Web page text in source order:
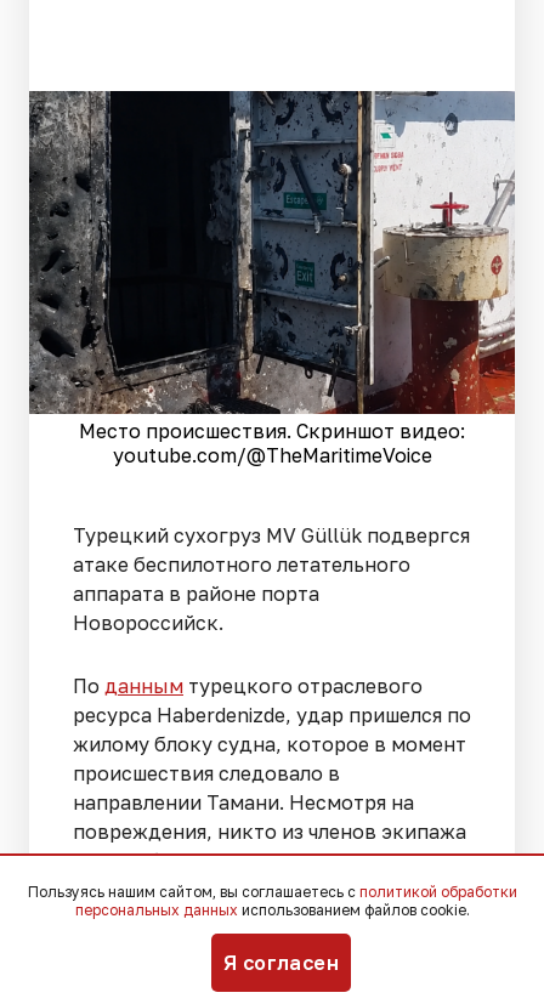
Место происшествия. Скриншот видео:
youtube.com/@TheMaritimeVoice
Турецкий сухогруз MV Güllük подвергся
атаке беспилотного летательного
аппарата в районе порта
Новороссийск.
По данным турецкого отраслевого
ресурса Haberdenizde, удар пришелся по
жилому блоку судна, которое в момент
происшествия следовало в
направлении Тамани. Несмотря на
повреждения, никто из членов экипажа
не погиб и не пострадал.
После инцидента капитан принял
решение продолжить переход, и судно
направилось в Стамбул. Там MV Güllük
Пользуясь нашим сайтом, вы соглашаетесь с политикой обработки
персональных данных использованием файлов cookie.
Я согласен